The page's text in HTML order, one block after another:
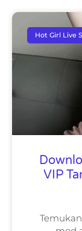
Hot Girl Live
VIP